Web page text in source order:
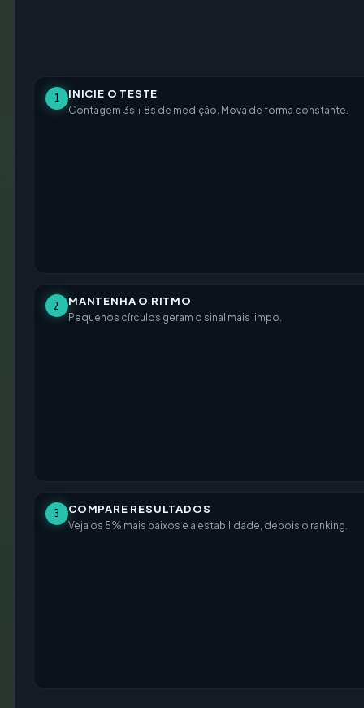
1 INICIE O TESTE
Contagem 3s + 8s de medição . Mova de forma constante.
2 MANTENHA O RITMO
Pequenos círculos geram o sinal mais limpo.
3 COMPARE RESULTADOS
Veja os 5% mais baixos e a estabilidade, depois o ranking.